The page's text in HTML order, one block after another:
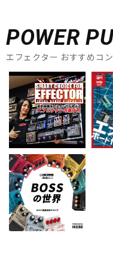
POWER
エフェクター おすすめコ